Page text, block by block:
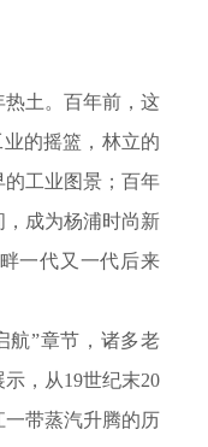
土。百年前，这
的摇篮，林立的
工业图景；百年
，成为杨浦时尚新
一代又一代后来
航”章节，诸多老
，从19世纪末20
带蒸汽升腾的历